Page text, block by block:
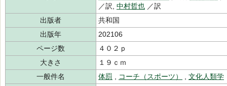
／訳, 中村哲也 ／訳
出版者
共和国
出版年
202106
ページ数
４０２ｐ
大きさ
１９ｃｍ
一般件名
体罰 コーチ（スポーツ）
文化人類学